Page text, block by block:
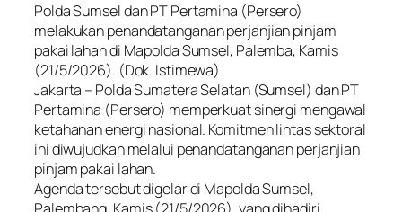
Polda Sumsel dan PT Pertamina (Persero)
melakukan penandatanganan perjanjian pinjam
pakai lahan di Mapolda Sumsel, Palemba, Kamis
(21/5/2026). (Dok. Istimewa)
Jakarta – Polda Sumatera Selatan (Sumsel) dan PT
Pertamina (Persero) memperkuat sinergi mengawal
ketahanan energi nasional. Komitmen lintas sektoral
ini diwujudkan melalui penandatanganan perjanjian
pinjam pakai lahan.
Agenda tersebut digelar di Mapolda Sumsel,